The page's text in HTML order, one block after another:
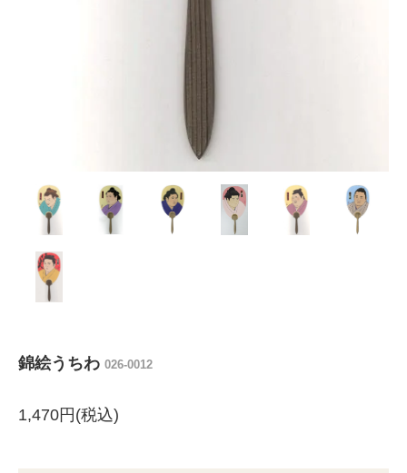
錦絵うちわ 026-0012
1,470円(税込)